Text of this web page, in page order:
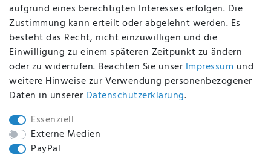
BEQUEM UND SICHER BEZAHLEN MIT
BEI UNS SIND SIE SICHER!
WIR VERSENDEN MIT
aufgrund eines berechtigten Interesses erfolgen. Die
Zustimmung kann erteilt oder abgelehnt werden. Es
besteht das Recht, nicht einzuwilligen und die
Einwilligung zu einem späteren Zeitpunkt zu ändern
oder zu widerrufen. Beachten Sie unser Impressum und
weitere Hinweise zur Verwendung personenbezogener
Daten in unserer Daten­schutz­erklärung.
Essenziell
Externe Medien
PayPal